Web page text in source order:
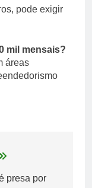
pode exigir
mil mensais?
áreas
presa por